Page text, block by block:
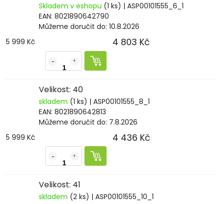
Skladem v eshopu (1 ks) | ASP00101555_6_1
EAN: 8021890642790
Můžeme doručit do: 10.8.2026
5 999 Kč
4 803 Kč
Velikost: 40
skladem (1 ks) | ASP00101555_8_1
EAN: 8021890642813
Můžeme doručit do: 7.8.2026
5 999 Kč
4 436 Kč
Velikost: 41
skladem (2 ks) | ASP00101555_10_1